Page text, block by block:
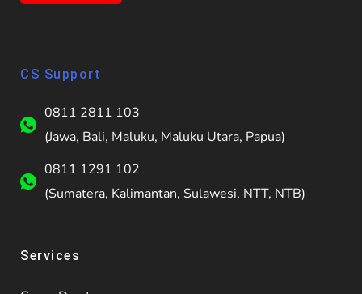
CS Support
0811 2811 103
(Jawa, Bali, Maluku, Maluku Utara, Papua)
0811 1291 102
(Sumatera, Kalimantan, Sulawesi, NTT, NTB)
Services